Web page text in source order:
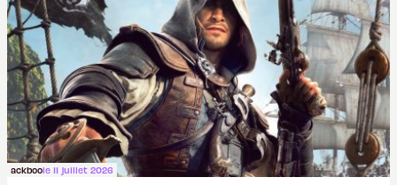
ackboole 11 juillet 2026